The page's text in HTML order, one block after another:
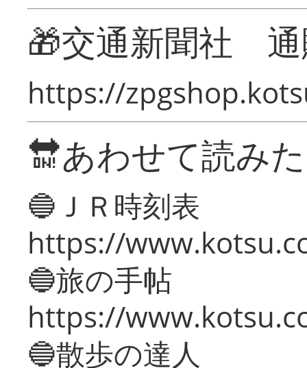
🎁交通新聞社
https://
🔛あわせて読み
🔵ＪＲ時刻表
https://
🔵旅の手帖
https://
🔵散歩の達人